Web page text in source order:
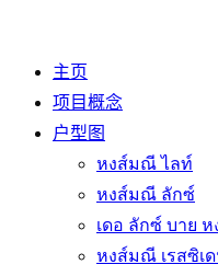
content
主页
项目概念
户型图
หงส์มณี ไลท์
หงส์มณี ลักซ์
เดอ ลักซ์ บาย
หงส์มณี เรสซิเ